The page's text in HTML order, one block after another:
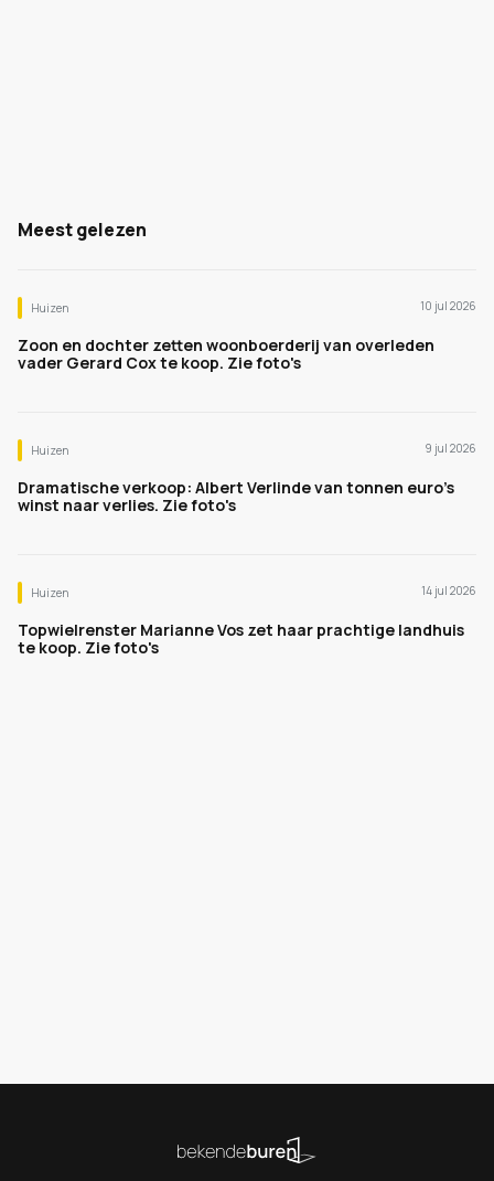
Meest gelezen
Huizen 10 jul 2026
Zoon en dochter zetten woonboerderij van overleden
vader Gerard Cox te koop. Zie foto's
Huizen 9 jul 2026
Dramatische verkoop: Albert Verlinde van tonnen euro's
winst naar verlies. Zie foto's
Huizen 14 jul 2026
Topwielrenster Marianne Vos zet haar prachtige landhuis
te koop. Zie foto's